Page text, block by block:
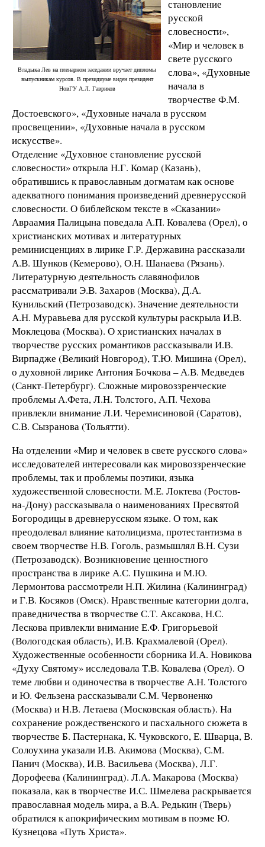
Владыка Лев на пленарном заседании вручает дипломы
выпускникам курсов. В президиуме виден президент
НовГУ А.Л. Гавриков
становление
русской
словесности»,
«Мир и человек в
свете русского
слова», «Духовные
начала в
творчестве Ф.М.
Достоевского», «Духовные начала в русском
просвещении», «Духовные начала в русском
искусстве».
Отделение «Духовное становление русской
словесности» открыла Н.Г. Комар (Казань),
обратившись к православным догматам как основе
адекватного понимания произведений древнерусской
словесности. О библейском тексте в «Сказании»
Авраамия Палицына поведала А.П. Ковалева (Орел), о
христианских мотивах и литературных
реминисценциях в лирике Г.Р. Державина рассказали
А.В. Шунков (Кемерово), О.Н. Шанаева (Рязань).
Литературную деятельность славянофилов
рассматривали Э.В. Захаров (Москва), Д.А.
Кунильский (Петрозаводск). Значение деятельности
А.Н. Муравьева для русской культуры раскрыла И.В.
Моклецова (Москва). О христианских началах в
творчестве русских романтиков рассказывали И.В.
Вирпадже (Великий Новгород), Т.Ю. Мишина (Орел),
о духовной лирике Антония Бочкова – А.В. Медведев
(Санкт-Петербург). Сложные мировоззренческие
проблемы А.Фета, Л.Н. Толстого, А.П. Чехова
привлекли внимание Л.И. Черемисиновой (Саратов),
С.В. Сызранова (Тольятти).
На отделении «Мир и человек в свете русского слова»
исследователей интересовали как мировоззренческие
проблемы, так и проблемы поэтики, языка
художественной словесности. М.Е. Локтева (Ростов-
на-Дону) рассказывала о наименованиях Пресвятой
Богородицы в древнерусском языке. О том, как
преодолевал влияние католицизма, протестантизма в
своем творчестве Н.В. Гоголь, размышлял В.Н. Сузи
(Петрозаводск). Возникновение ценностного
пространства в лирике А.С. Пушкина и М.Ю.
Лермонтова рассмотрели Н.П. Жилина (Калининград)
и Г.В. Косяков (Омск). Нравственные категории долга,
праведничества в творчестве С.Т. Аксакова, Н.С.
Лескова привлекли внимание Е.Ф. Григорьевой
(Вологодская область), И.В. Крахмалевой (Орел).
Художественные особенности сборника И.А. Новикова
«Духу Святому» исследовала Т.В. Ковалева (Орел). О
теме любви и одиночества в творчестве А.Н. Толстого
и Ю. Фельзена рассказывали С.М. Червоненко
(Москва) и Н.В. Летаева (Московская область). На
сохранение рождественского и пасхального сюжета в
творчестве Б. Пастернака, К. Чуковского, Е. Шварца, В.
Солоухина указали И.В. Акимова (Москва), С.М.
Панич (Москва), И.В. Васильева (Москва), Л.Г.
Дорофеева (Калининград). Л.А. Макарова (Москва)
показала, как в творчестве И.С. Шмелева раскрывается
православная модель мира, а В.А. Редькин (Тверь)
обратился к апокрифическим мотивам в поэме Ю.
Кузнецова «Путь Христа».